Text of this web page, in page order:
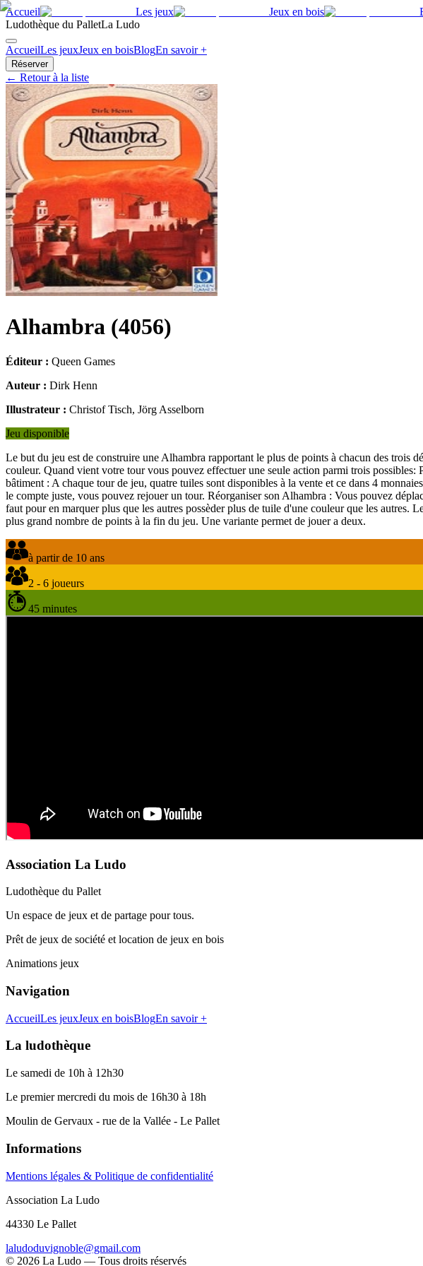
Accueil Les jeux Jeux en bois
Ludothèque du PalletLa Ludo
AccueilLes jeuxJeux en boisBlogEn savoir +
Réserver
← Retour à la liste
Alhambra (4056)
Éditeur : Queen Games
Auteur : Dirk Henn
Illustrateur : Christof Tisch, Jörg Asselborn
Jeu disponible
Le but du jeu est de construire une Alhambra rapportant le plus de points à chacun des trois
couleur. Quand vient votre tour vous pouvez effectuer une seule action parmi trois
bâtiment : A chaque tour de jeu, quatre tuiles sont disponibles à la vente et ce dans 4
le compte juste, vous pouvez rejouer un tour. Réorganiser son Alhambra : Vous pouvez
faut pour en marquer plus que les autres possèder plus de tuile d'une couleur que les
plus grand nombre de points à la fin du jeu. Une variante permet de jouer a deux.
à partir de 10 ans
2 - 6 joueurs
45 minutes
Association La Ludo
Ludothèque du Pallet
Un espace de jeux et de partage pour tous.
Prêt de jeux de société et location de jeux en bois
Animations jeux
Navigation
AccueilLes jeuxJeux en boisBlogEn savoir +
La ludothèque
Le samedi de 10h à 12h30
Le premier mercredi du mois de 16h30 à 18h
Moulin de Gervaux - rue de la Vallée - Le Pallet
Informations
Mentions légales & Politique de confidentialité
Association La Ludo
44330 Le Pallet
laludoduvignoble@gmail.com
© 2026 La Ludo — Tous droits réservés